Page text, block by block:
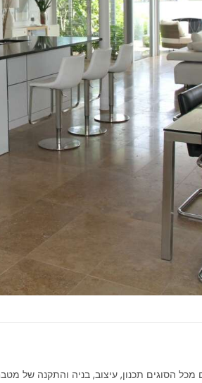
מכל הסוגים תכנון, עיצוב, בניה והתקנה